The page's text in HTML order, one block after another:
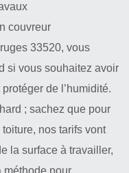
couvreur
33520, vous
si vous souhaitez avoir
de l’humidité.
; sachez que pour
nos tarifs vont
la surface à travailler,
méthode pour